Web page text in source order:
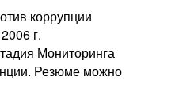
коррупции
г.
Мониторинга
Резюме можно